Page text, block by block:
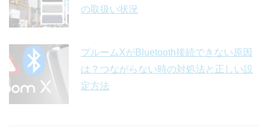
の取扱い状況
プルームXがBluetooth接続できない原因
は？つながらない時の対処法と正しい設
定方法